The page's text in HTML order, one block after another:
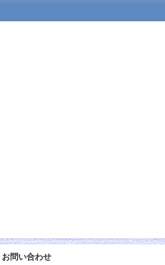
お問い合わせ